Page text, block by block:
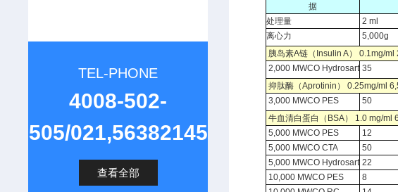
TEL-PHONE
4008-502-
505/021,56382145
查看全部
据
处理量 2 ml
离心力
5,000g
胰岛素A链（Insulin A） 0.1mg/ml
2,000 MWCO Hydrosart 35
抑肽酶（Aprotinin） 0.25mg/ml
3,000 MWCO PES
50
牛血清白蛋白（BSA） 1.0 mg/ml
5,000 MWCO PES
12
5,000 MWCO CTA
50
5,000 MWCO Hydrosart 22
10,000 MWCO PES
8